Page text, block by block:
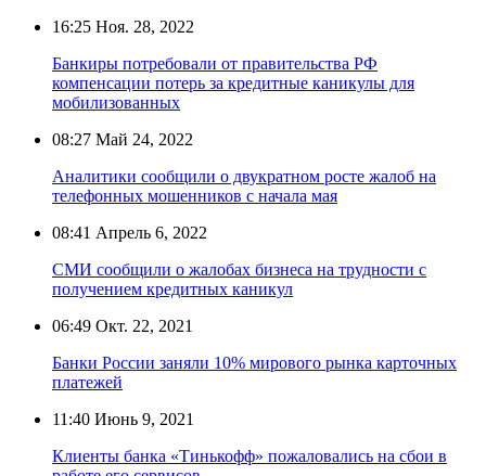
16:25 Ноя. 28, 2022
Банкиры потребовали от правительства РФ
компенсации потерь за кредитные каникулы для
мобилизованных
08:27 Май 24, 2022
Аналитики сообщили о двукратном росте жалоб на
телефонных мошенников с начала мая
08:41 Апрель 6, 2022
СМИ сообщили о жалобах бизнеса на трудности с
получением кредитных каникул
06:49 Окт. 22, 2021
Банки России заняли 10% мирового рынка карточных
платежей
11:40 Июнь 9, 2021
Клиенты банка «Тинькофф» пожаловались на сбои в